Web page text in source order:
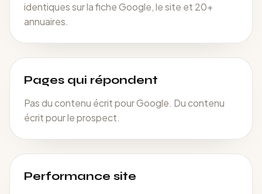
identiques sur la fiche Google, le site et 20+
annuaires.
Pages qui répondent
Pas du contenu écrit pour Google. Du contenu
écrit pour le prospect.
Performance site